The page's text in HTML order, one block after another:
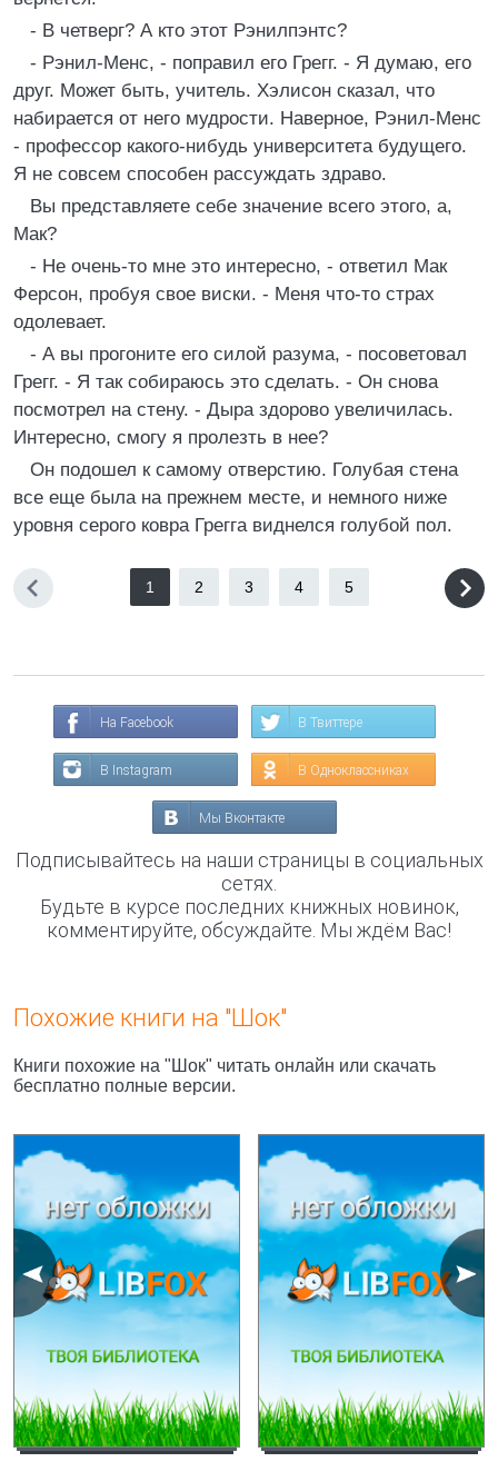
- В четверг? А кто этот Рэнилпэнтс?
- Рэнил-Менс, - поправил его Грегг. - Я думаю, его
друг. Может быть, учитель. Хэлисон сказал, что
набирается от него мудрости. Наверное, Рэнил-Менс
- профессор какого-нибудь университета будущего.
Я не совсем способен рассуждать здраво.
Вы представляете себе значение всего этого, а,
Мак?
- Не очень-то мне это интересно, - ответил Мак
Ферсон, пробуя свое виски. - Меня что-то страх
одолевает.
- А вы прогоните его силой разума, - посоветовал
Грегг. - Я так собираюсь это сделать. - Он снова
посмотрел на стену. - Дыра здорово увеличилась.
Интересно, смогу я пролезть в нее?
Он подошел к самому отверстию. Голубая стена
все еще была на прежнем месте, и немного ниже
уровня серого ковра Грегга виднелся голубой пол.
1 2 3 4 5
На Facebook В Твиттере
В Instagram В Одноклассниках
Мы Вконтакте
Подписывайтесь на наши страницы в социальных
сетях.
Будьте в курсе последних книжных новинок,
комментируйте, обсуждайте. Мы ждём Вас!
Похожие книги на "Шок"
Книги похожие на "Шок" читать онлайн или скачать
бесплатно полные версии.